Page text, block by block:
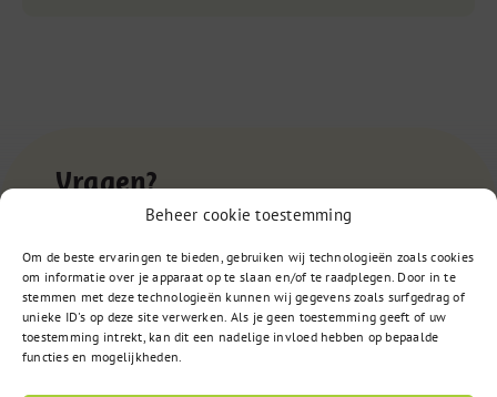
Beheer cookie toestemming
Om de beste ervaringen te bieden, gebruiken wij technologieën zoals cookies
om informatie over je apparaat op te slaan en/of te raadplegen. Door in te
stemmen met deze technologieën kunnen wij gegevens zoals surfgedrag of
unieke ID's op deze site verwerken. Als je geen toestemming geeft of uw
toestemming intrekt, kan dit een nadelige invloed hebben op bepaalde
functies en mogelijkheden.
Vragen?
085 – 02 98 705
Op werkdagen bereikbaar
van 9:00u tot 17:00u